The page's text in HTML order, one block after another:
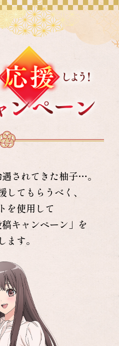
されてきた柚子…。
してもらうべく、
を使用して
稿キャンペーン」を
ます。